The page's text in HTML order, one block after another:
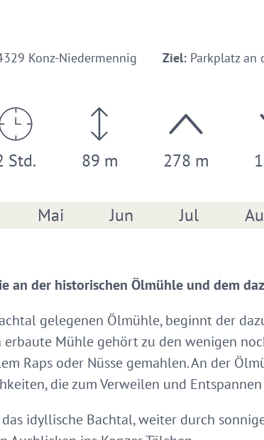
Konz-Niedermennig Ziel:Parkplatz an
Std. 89 m 278 m
Mai Jun Jul
an der historischen Ölmühle und dem
gelegenen Ölmühle, beginnt der
Mühle gehört zu den wenigen
Raps oder Nüsse gemahlen. An der
die zum Verweilen und
idyllische Bachtal, weiter durch